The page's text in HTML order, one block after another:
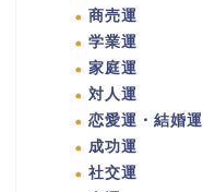
商売運
学業運
家庭運
対人運
恋愛運・結婚運
成功運
社交運